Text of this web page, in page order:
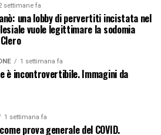
settimane fa
una lobby di pervertiti incistata nel
vuole legittimare la sodomia
1 settimana fa
è incontrovertibile. Immagini da
1 settimana fa
prova generale del COVID.